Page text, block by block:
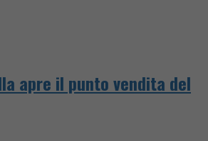
apre il punto vendita del